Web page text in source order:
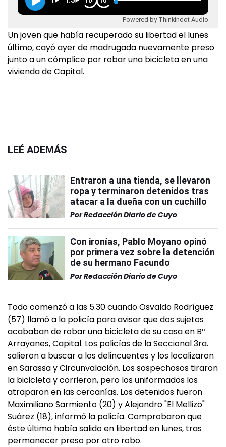
Powered by Thinkindot Audio
Un joven que había recuperado su libertad el lunes
último, cayó ayer de madrugada nuevamente preso
junto a un cómplice por robar una bicicleta en una
vivienda de Capital.
LEÉ ADEMÁS
Entraron a una tienda, se llevaron
ropa y terminaron detenidos tras
atacar a la dueña con un cuchillo
PorRedacción Diario de Cuyo
Con ironías, Pablo Moyano opinó
por primera vez sobre la detención
de su hermano Facundo
PorRedacción Diario de Cuyo
Todo comenzó a las 5.30 cuando Osvaldo Rodríguez
(57) llamó a la policía para avisar que dos sujetos
acababan de robar una bicicleta de su casa en Bº
Arrayanes, Capital. Los policías de la Seccional 3ra.
salieron a buscar a los delincuentes y los localizaron
en Sarassa y Circunvalación. Los sospechosos tiraron
la bicicleta y corrieron, pero los uniformados los
atraparon en las cercanías. Los detenidos fueron
Maximiliano Sarmiento (20) y Alejandro "El Mellizo"
Suárez (18), informó la policía. Comprobaron que
éste último había salido en libertad en lunes, tras
permanecer preso por otro robo.